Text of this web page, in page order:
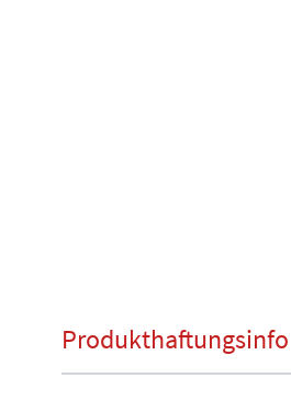
Produkthaftungsinfo